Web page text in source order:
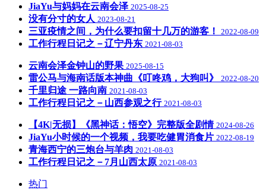
JiaYu与妈妈在云南会泽 2025-08-25
没有分寸的女人 2023-08-21
三亚疫情之间，为什么要扣留十几万的游客！ 2022-08-09
工作行程日记之－辽宁丹东 2021-08-03
云南会泽金钟山的野果 2025-08-15
雷公马与海南话版本神曲《叮咚鸡，大狗叫》 2022-08-20
千里归途 一路向南 2021-08-03
工作行程日记之－山西参观之行 2021-08-03
【4K|无损】《黑神话：悟空》完整版全剧情 2024-08-26
JiaYu小时候的一个视频，我要吃健胃消食片 2022-08-19
青海西宁的三炮台与羊肉 2021-08-03
工作行程日记之－7月山西太原 2021-08-03
热门